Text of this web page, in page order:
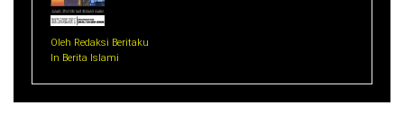
Oleh Redaksi Beritaku
In Berita Islami